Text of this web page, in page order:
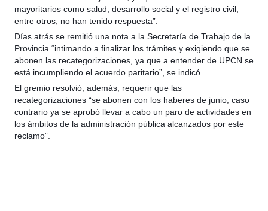
mayoritarios como salud, desarrollo social y el registro civil,
entre otros, no han tenido respuesta”.
Días atrás se remitió una nota a la Secretaría de Trabajo de la
Provincia “intimando a finalizar los trámites y exigiendo que se
abonen las recategorizaciones, ya que a entender de UPCN se
está incumpliendo el acuerdo paritario”, se indicó.
El gremio resolvió, además, requerir que las
recategorizaciones “se abonen con los haberes de junio, caso
contrario ya se aprobó llevar a cabo un paro de actividades en
los ámbitos de la administración pública alcanzados por este
reclamo”.